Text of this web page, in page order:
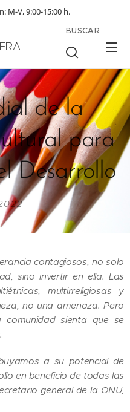
M-V, 9:00-15:00 h.
BUSCAR
de la
para
Desarrollo
contagiosos, no solo
sino invertir en ella. Las
multirreligiosas y
no una amenaza. Pero
sienta que se
a su potencial de
en beneficio de todas las
general de la ONU,